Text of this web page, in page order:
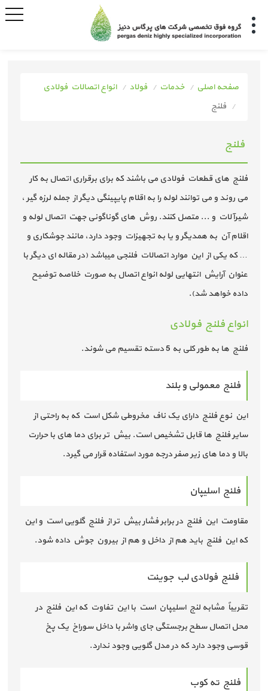
صفحه اصلی خدمات فولاد
انواع اتصالات فولادی
فلنج
فلنج
فلنج های قطعات فولادی می باشند که برای برقراری اتصال به کار
می روند و می توانند لوله را به اقلام پایپینگی دیگر از جمله لرزه گیر ،
شیرآلات و ... متصل کنند. روش های گوناگونی جهت اتصال لوله و
اقلام آن به همدیگر و یا به تجهیزات وجود دارد، مانند جوشکاری و
… که یکی از این موارد اتصالات فلنجی میباشد (در مقاله ای دیگر با
عنوان آرایش انتهایی لوله انواع اتصال به صورت خلاصه توضیح
داده خواهد شد).
انواع فلنج فولادی
فلنج ها به طور کلی به 5 دسته تقسیم می شوند.
فلنج معمولی و بلند
این نوع فلنج دارای یک ناف مخروطی شکل است که به راحتی از
سایر فلنج ها قابل تشخیص است. بیش تر برای دما های با حرارت
بالا و دما های زیر صفر درجه مورد استفاده قرار می گیرد.
فلنج اسلیپان
مقاومت این فلنج در برابر فشار بیش تر از فلنج گلویی است و این
که این فلنج باید هم از داخل و هم از بیرون جوش داده شود.
فلنج فولادی لب جوینت
تقریباً مشابه لنج اسلیپان است با این تفاوت که این فلنج در
محل اتصال سطح برجستگی جای واشر با داخل سوراخ یک پخ
قوسی وجود دارد که در مدل گلویی وجود ندارد.
فلنج ته کوب